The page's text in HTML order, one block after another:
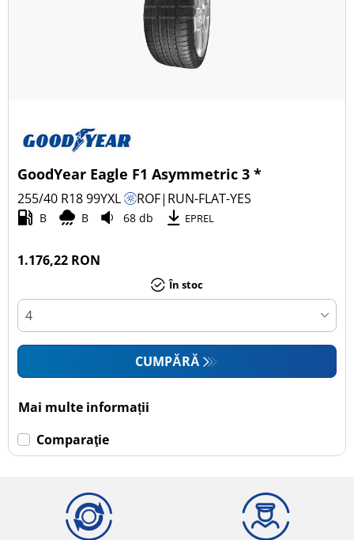
GoodYear Eagle F1 Asymmetric 3 *
255/40 R1899YXL ROF|RUN-FLAT-YES
B B 68 db EPREL
1.176,22 RON
În stoc
CUMPĂRĂ
Mai multe informații
Comparaţie